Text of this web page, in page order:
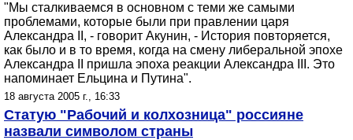
"Мы сталкиваемся в основном с теми же самыми
проблемами, которые были при правлении царя
Александра II, - говорит Акунин, - История повторяется,
как было и в то время, когда на смену либеральной эпохе
Александра II пришла эпоха реакции Александра III. Это
напоминает Ельцина и Путина".
18 августа 2005 г., 16:33
Статую "Рабочий и колхозница" россияне
назвали символом страны